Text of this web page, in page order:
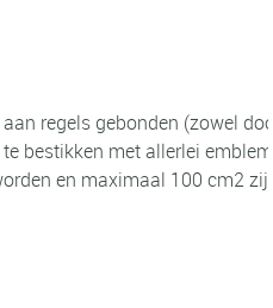
regels gebonden (zowel
bestikken met allerlei
en maximaal 100 cm2